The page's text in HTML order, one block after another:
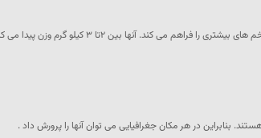
بنابراین در هر مکان جغرافیایی می توان آنها را پرورش داد .